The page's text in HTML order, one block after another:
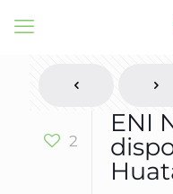
2
ENI